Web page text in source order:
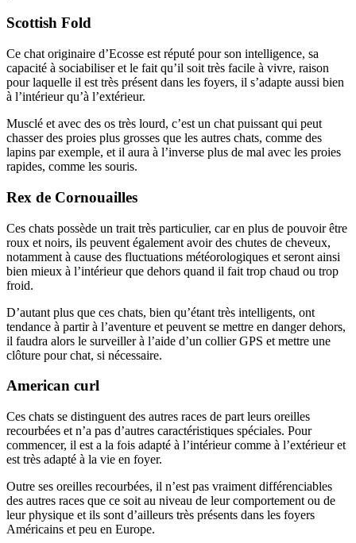
Scottish Fold
Ce chat originaire d’Ecosse est réputé pour son intelligence, sa
capacité à sociabiliser et le fait qu’il soit très facile à vivre, raison
pour laquelle il est très présent dans les foyers, il s’adapte aussi bien
à l’intérieur qu’à l’extérieur.
Musclé et avec des os très lourd, c’est un chat puissant qui peut
chasser des proies plus grosses que les autres chats, comme des
lapins par exemple, et il aura à l’inverse plus de mal avec les proies
rapides, comme les souris.
Rex de Cornouailles
Ces chats possède un trait très particulier, car en plus de pouvoir être
roux et noirs, ils peuvent également avoir des chutes de cheveux,
notamment à cause des fluctuations météorologiques et seront ainsi
bien mieux à l’intérieur que dehors quand il fait trop chaud ou trop
froid.
D’autant plus que ces chats, bien qu’étant très intelligents, ont
tendance à partir à l’aventure et peuvent se mettre en danger dehors,
il faudra alors le surveiller à l’aide d’un collier GPS et mettre une
clôture pour chat, si nécessaire.
American curl
Ces chats se distinguent des autres races de part leurs oreilles
recourbées et n’a pas d’autres caractéristiques spéciales. Pour
commencer, il est a la fois adapté à l’intérieur comme à l’extérieur et
est très adapté à la vie en foyer.
Outre ses oreilles recourbées, il n’est pas vraiment différenciables
des autres races que ce soit au niveau de leur comportement ou de
leur physique et ils sont d’ailleurs très présents dans les foyers
Américains et peu en Europe.